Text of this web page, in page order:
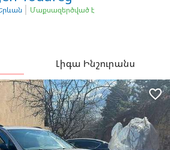
Մաքսազերծված է
Լիգա Ինշուրանս
favorite_border